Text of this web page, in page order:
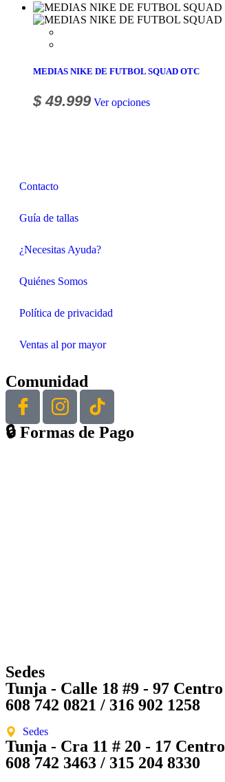
MEDIAS NIKE DE FUTBOL SQUAD OTC
$49.999 Ver opciones
Contacto
Guía de tallas
¿Necesitas Ayuda?
Quiénes Somos
Política de privacidad
Ventas al por mayor
Comunidad
🔒︎ Formas de Pago
Sedes
Tunja - Calle 18 #9 - 97 Centro
608 742 0821 / 316 902 1258
Sedes
Tunja - Cra 11 # 20 - 17 Centro
608 742 3463 / 315 204 8330